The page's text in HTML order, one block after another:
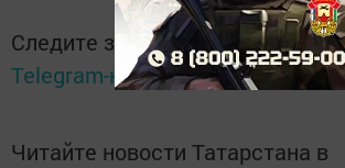
Следите за самым важным и
Telegram-каналеТатмедиа
Читайте новости Татарстана в